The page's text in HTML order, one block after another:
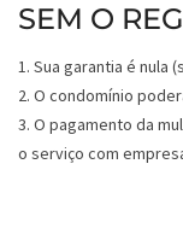
SEM O
1. Sua garantia é nula
2. O condomínio
3. O pagamento da
o serviço com